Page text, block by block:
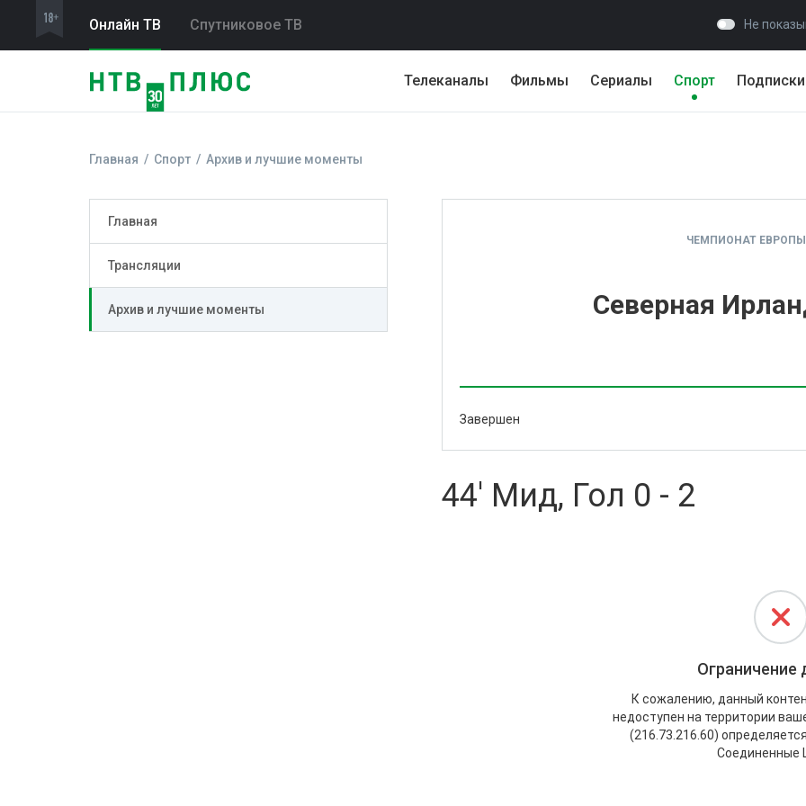
Онлайн ТВ Спутниковое ТВ Не
Телеканалы Фильмы Сериалы Спорт Подписки
Главная Спорт Архив и лучшие моменты
Главная
Трансляции
Архив и лучшие моменты
ЧЕМПИОНАТ
Северная
Завершен
44' Мид, Гол 0 - 2